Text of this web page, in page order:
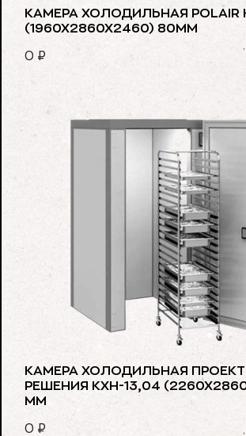
КАМЕРА ХОЛОДИЛЬНАЯ POLAIR
(1960Х2860Х2460) 80ММ
0 ₽
КАМЕРА ХОЛОДИЛЬНАЯ
РЕШЕНИЯ КХН-13,04
ММ
0 ₽